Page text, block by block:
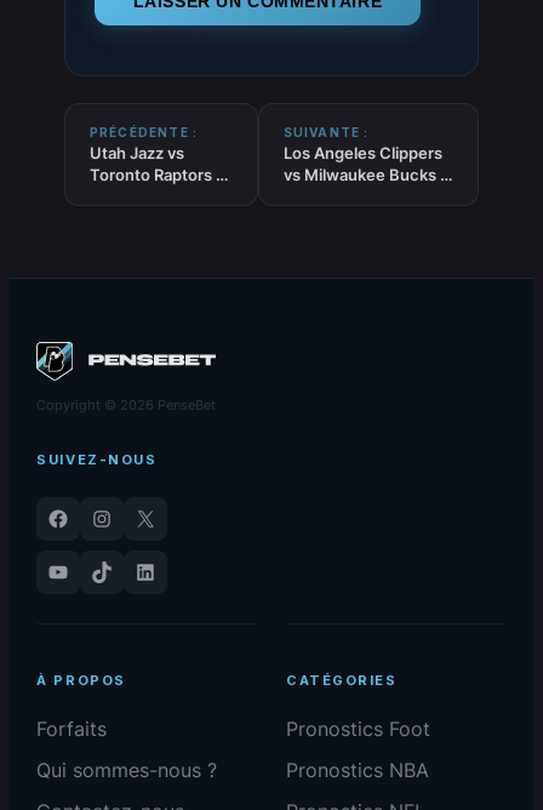
PRÉCÉDENTE :
Utah Jazz vs
Toronto Raptors –
SUIVANTE :
Los Angeles Clippers
vs Milwaukee Bucks –
Copyright © 2026 PenseBet
SUIVEZ-NOUS
Facebook Instagram
X
YouTube
TikTok LinkedIn
À PROPOS
Forfaits
Qui sommes-nous ?
CATÉGORIES
Pronostics Foot
Pronostics NBA